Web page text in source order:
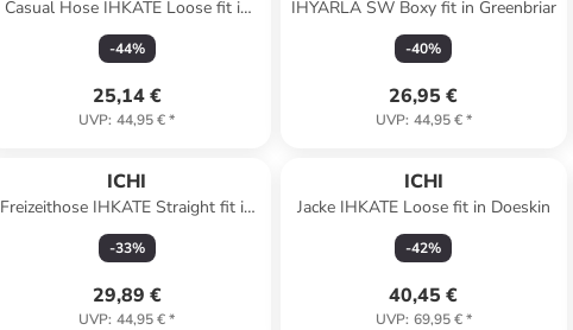
Casual Hose IHKATE Loose fit in
Pine Green
-44%
25,14 €
UVP: 44,95 €*
IHYARLA SW Boxy fit in Greenbriar
-40%
26,95 €
UVP: 44,95 €*
ICHI
Freizeithose IHKATE Straight fit in
Patriot Blue
-33%
29,89 €
UVP: 44,95 €*
ICHI
Jacke IHKATE Loose fit in Doeskin
-42%
40,45 €
UVP: 69,95 €*